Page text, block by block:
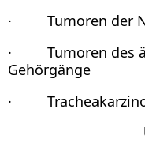
· Tumoren der
· Tumoren des
Gehörgänge
·